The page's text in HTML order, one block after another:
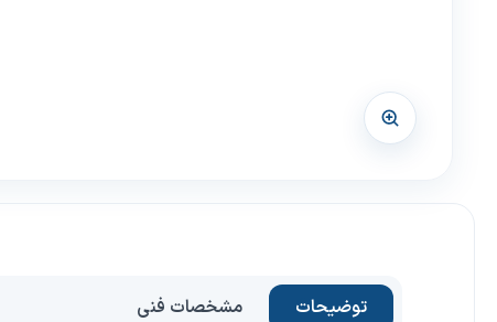
توضیحات مشخصات فنی